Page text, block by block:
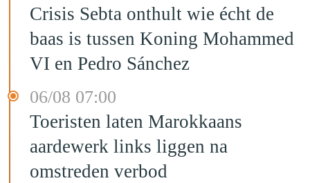
Crisis Sebta onthult wie écht de
baas is tussen Koning Mohammed
VI en Pedro Sánchez
06/08 07:00
Toeristen laten Marokkaans
aardewerk links liggen na
omstreden verbod